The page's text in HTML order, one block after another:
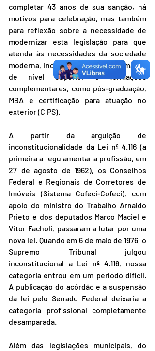
completar 43 anos de sua sanção, há
motivos para celebração, mas também
para reflexão sobre a necessidade de
modernizar esta legislação para que
atenda às necessidades da sociedade
moderna, incluindo também a formação
de nível superior e formações
complementares, como pós-graduação,
MBA e certificação para atuação no
exterior (CIPS).
A partir da arguição de
inconstitucionalidade da Lei nº 4.116 (a
primeira a regulamentar a profissão, em
27 de agosto de 1962), os Conselhos
Federal e Regionais de Corretores de
Imóveis (Sistema Cofeci-Cofeci), com
apoio do ministro do Trabalho Arnaldo
Prieto e dos deputados Marco Maciel e
Vitor Facholi, passaram a lutar por uma
nova lei. Quando em 6 de maio de 1976, o
Supremo Tribunal julgou
inconstitucional a Lei nº 4.116, nossa
categoria entrou em um período difícil.
A publicação do acórdão e a suspensão
da lei pelo Senado Federal deixaria a
categoria profissional completamente
desamparada.
Além das legislações municipais, do